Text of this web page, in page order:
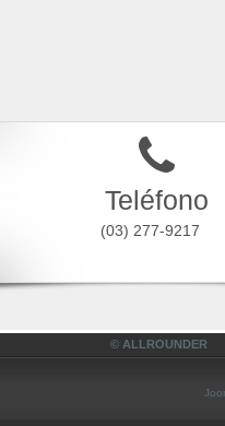
Teléfono
(03) 277-9217
© ALLROUNDER